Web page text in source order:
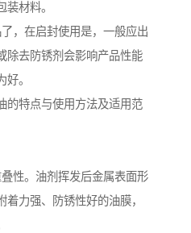
材料。
，在启封使用是，一般应出
除去防锈剂会影响产品性能
。
的特点与使用方法及适用范
性。油剂挥发后金属表面形
力强、防锈性好的油膜，